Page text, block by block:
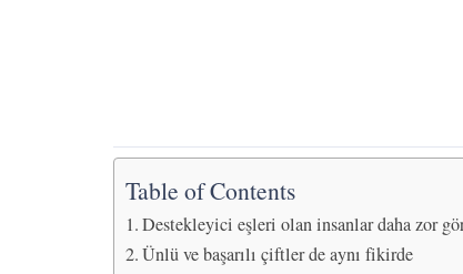
Table of Contents
Destekleyici eşleri olan insanlar daha zor
Ünlü ve başarılı çiftler de aynı fikirde